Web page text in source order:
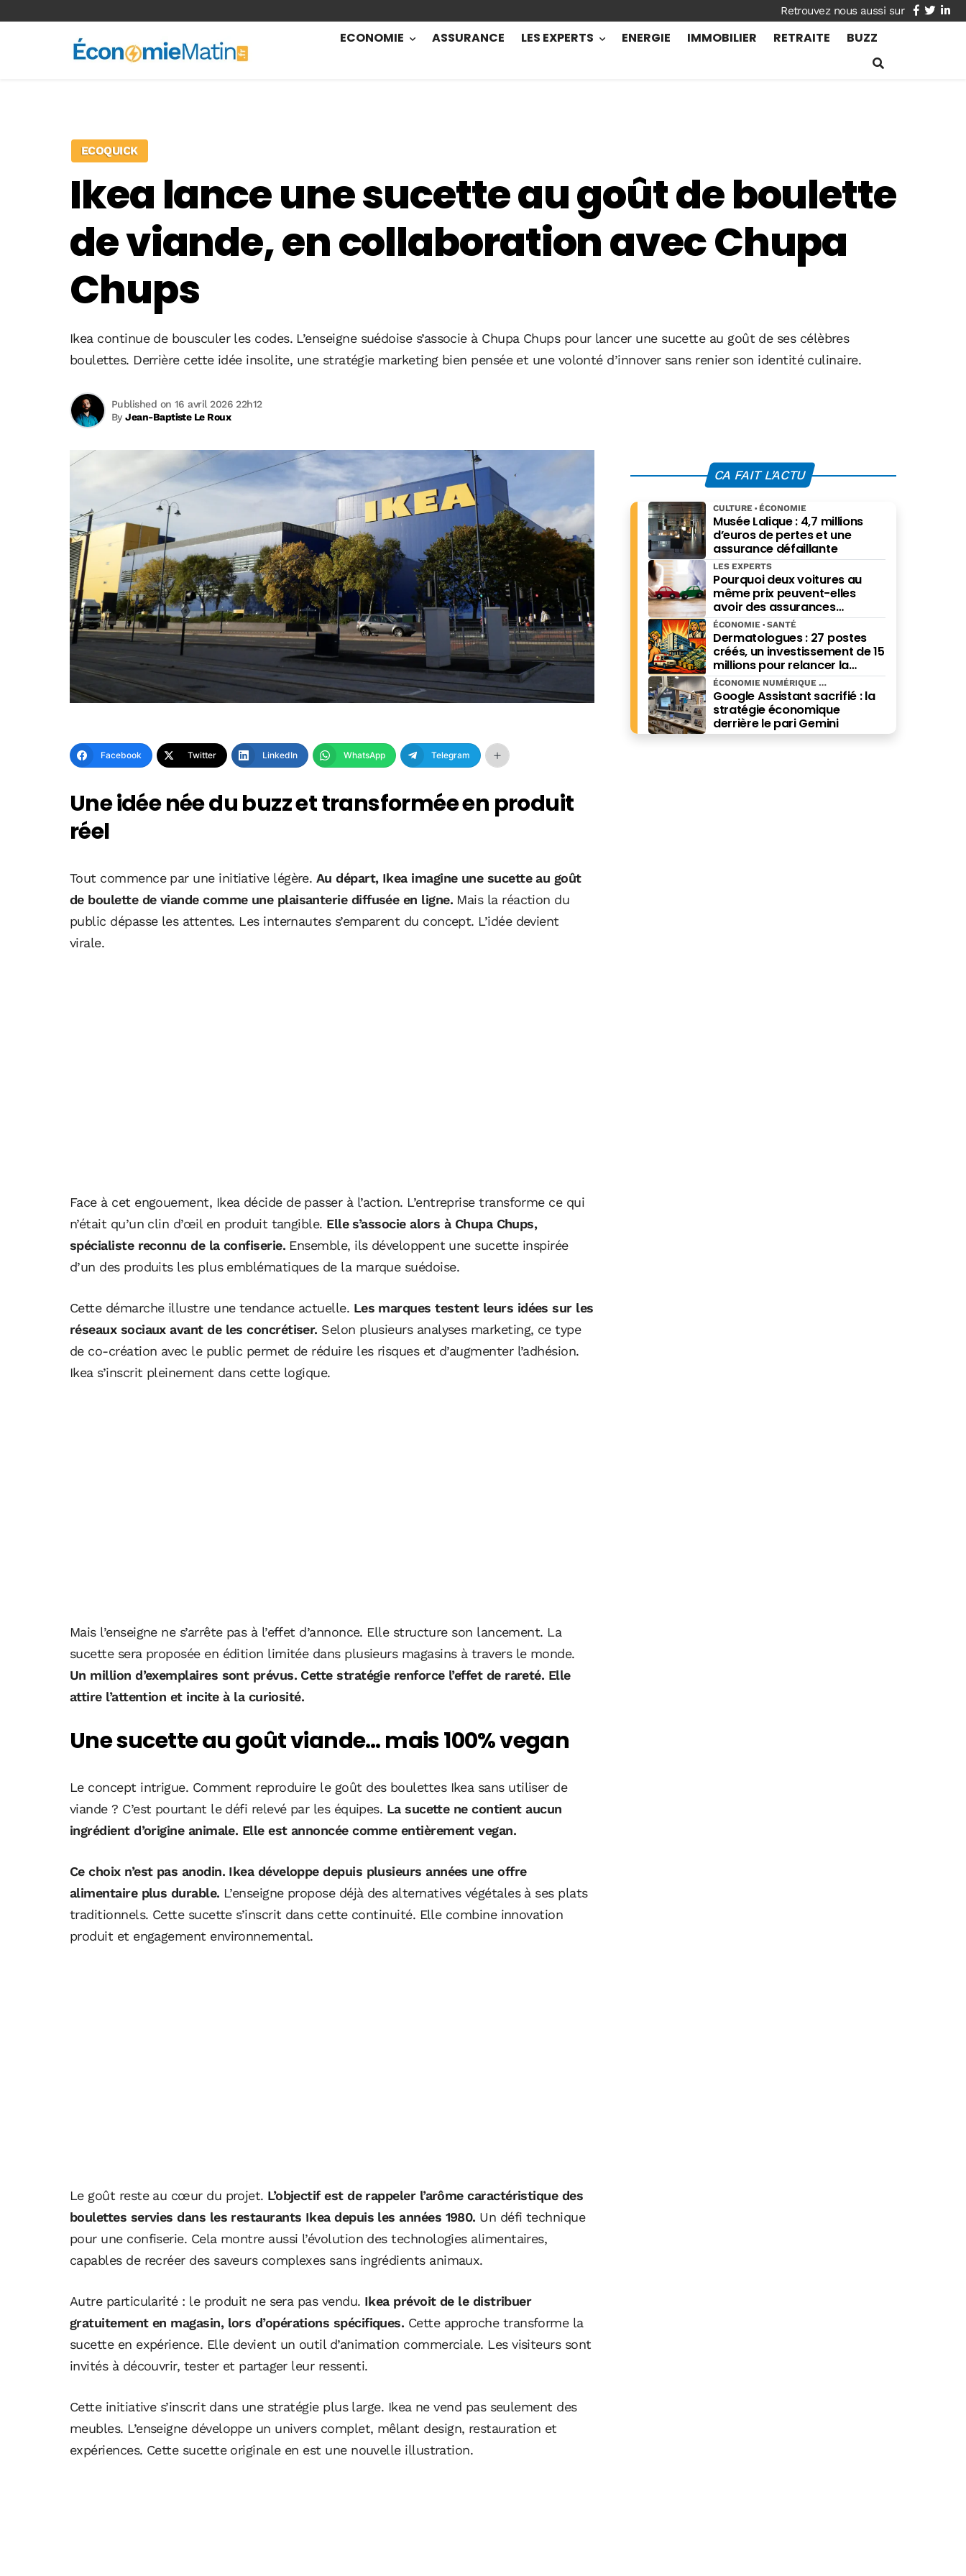
facebook
twitter
ECONOMIE ASSURANCE LES EXPERTS ENERGIE IMMOBILIER RETRAITE BUZZ
ECOQUICK
Ikea lance une sucette au goût de boulette
de viande, en collaboration avec Chupa
Chups
Ikea continue de bousculer les codes. L’enseigne suédoise s’associe à Chupa Chups pour lancer une sucette au goût de ses célèbres
boulettes. Derrière cette idée insolite, une stratégie marketing bien pensée et une volonté d’innover sans renier son identité culinaire.
ByJean-Baptiste Le Roux
Published on 16 avril 2026 22h12
Facebook Twitter LinkedIn WhatsApp Telegram
Une idée née du buzz et transformée en produit
réel
Tout commence par une initiative légère. Au départ, Ikea imagine une sucette au goût
de boulette de viande comme une plaisanterie diffusée en ligne.Mais la réaction du
public dépasse les attentes. Les internautes s’emparent du concept. L’idée devient
virale.
Face à cet engouement, Ikea décide de passer à l’action. L’entreprise transforme ce qui
n’était qu’un clin d’œil en produit tangible. Elle s’associe alors à Chupa Chups,
spécialiste reconnu de la confiserie. Ensemble, ils développent une sucette inspirée
d’un des produits les plus emblématiques de la marque suédoise.
Cette démarche illustre une tendance actuelle. Les marques testent leurs idées sur les
réseaux sociaux avant de les concrétiser. Selon plusieurs analyses marketing, ce type
de co-création avec le public permet de réduire les risques et d’augmenter l’adhésion.
Ikea s’inscrit pleinement dans cette logique.
Mais l’enseigne ne s’arrête pas à l’effet d’annonce. Elle structure son lancement. La
sucette sera proposée en édition limitée dans plusieurs magasins à travers le monde.
Un million d’exemplaires sont prévus. Cette stratégie renforce l’effet de rareté. Elle
attire l’attention et incite à la curiosité.
Une sucette au goût viande… mais 100% vegan
Le concept intrigue. Comment reproduire le goût des boulettes Ikea sans utiliser de
viande ? C’est pourtant le défi relevé par les équipes. La sucette ne contient aucun
ingrédient d’origine animale. Elle est annoncée comme entièrement vegan.
Ce choix n’est pas anodin. Ikea développe depuis plusieurs années une offre
alimentaire plus durable. L’enseigne propose déjà des alternatives végétales à ses plats
traditionnels. Cette sucette s’inscrit dans cette continuité. Elle combine innovation
produit et engagement environnemental.
Le goût reste au cœur du projet. L’objectif est de rappeler l’arôme caractéristique des
boulettes servies dans les restaurants Ikea depuis les années 1980. Un défi technique
pour une confiserie. Cela montre aussi l’évolution des technologies alimentaires,
capables de recréer des saveurs complexes sans ingrédients animaux.
Autre particularité : le produit ne sera pas vendu. Ikea prévoit de le distribuer
gratuitement en magasin, lors d’opérations spécifiques. Cette approche transforme la
sucette en expérience. Elle devient un outil d’animation commerciale. Les visiteurs sont
invités à découvrir, tester et partager leur ressenti.
Cette initiative s’inscrit dans une stratégie plus large. Ikea ne vend pas seulement des
meubles. L’enseigne développe un univers complet, mêlant design, restauration et
expériences. Cette sucette originale en est une nouvelle illustration.
CA FAIT L'ACTU
Musée Lalique : 4,7 millions
d’euros de pertes et une
assurance défaillante
CULTURE ÉCONOMIE
Pourquoi deux voitures au
même prix peuvent-elles
avoir des assurances
différentes ?
LES EXPERTS
Dermatologues : 27 postes
créés, un investissement de 15
millions pour relancer la
spécialité
ÉCONOMIE SANTÉ
Google Assistant sacrifié : la
stratégie économique
derrière le pari Gemini
ÉCONOMIE NUMÉRIQUE